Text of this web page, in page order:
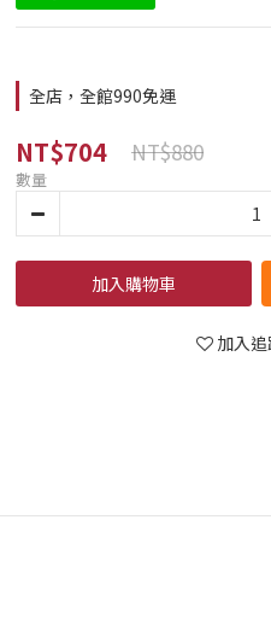
全店，全館990免運
NT$704 NT$880
數量
加入購物車
加入